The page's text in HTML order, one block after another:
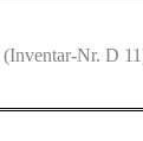
(Inventar-Nr. D